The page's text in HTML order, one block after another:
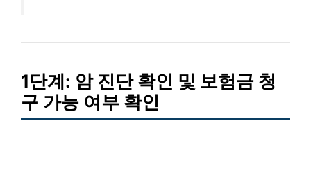
1단계: 암 진단 확인 및 보험금 청
구 가능 여부 확인